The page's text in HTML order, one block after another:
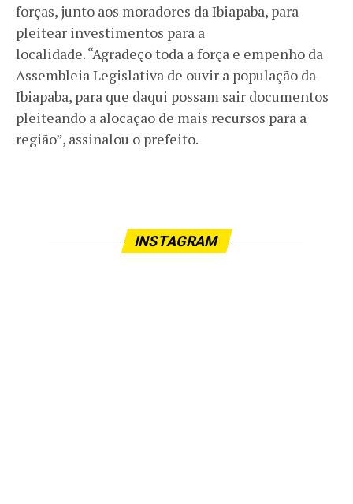
forças, junto aos moradores da Ibiapaba, para
pleitear investimentos para a
localidade. “Agradeço toda a força e empenho da
Assembleia Legislativa de ouvir a população da
Ibiapaba, para que daqui possam sair documentos
pleiteando a alocação de mais recursos para a
região”, assinalou o prefeito.
INSTAGRAM